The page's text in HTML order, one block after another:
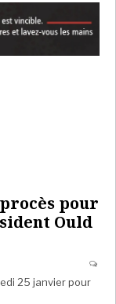
pour
Ould
25 janvier pour